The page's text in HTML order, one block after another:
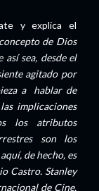
y explica el
de Dios
sea, desde el
agitado por
a hablar de
implicaciones
los atributos
son los
de hecho, es
Castro. Stanley
de Cine.